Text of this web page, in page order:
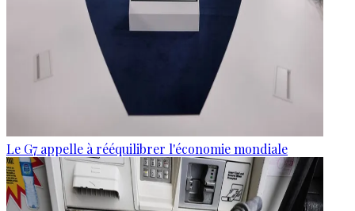
Le G7 appelle à rééquilibrer l'économie mondiale